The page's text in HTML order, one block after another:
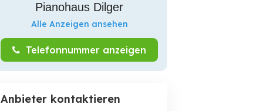
Pianohaus Dilger
Alle Anzeigen ansehen
Telefonnummer anzeigen
Anbieter kontaktieren